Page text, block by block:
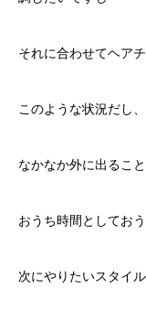
それに合わせてヘア
このような状況だし、
なかなか外に出るこ
おうち時間としてお
次にやりたいスタイ